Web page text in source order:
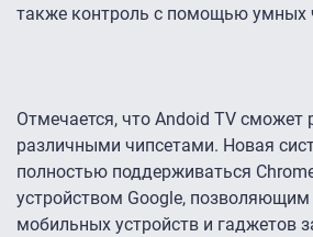
также контроль с помощью умных
Отмечается, что Andoid TV сможет
различными чипсетами. Новая
полностью поддерживаться
устройством Google,
мобильных устройств и гаджетов